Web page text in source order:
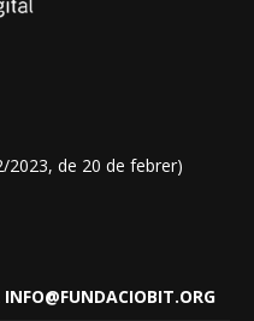
2023, de 20 de febrer)